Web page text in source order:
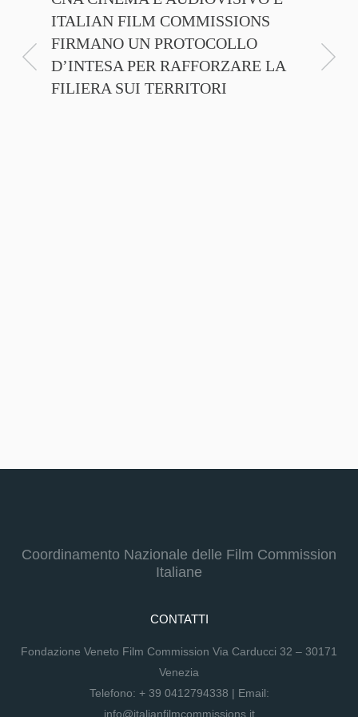
ITALIAN FILM COMMISSIONS
FIRMANO UN PROTOCOLLO
D’INTESA PER RAFFORZARE LA
FILIERA SUI TERRITORI
Coordinamento Nazionale delle Film Commission
Italiane
CONTATTI
Fondazione Veneto Film Commission Via Carducci 32 – 30171
Venezia
Telefono: + 39 0412794338 | Email:
info@italianfilmcommissions.it